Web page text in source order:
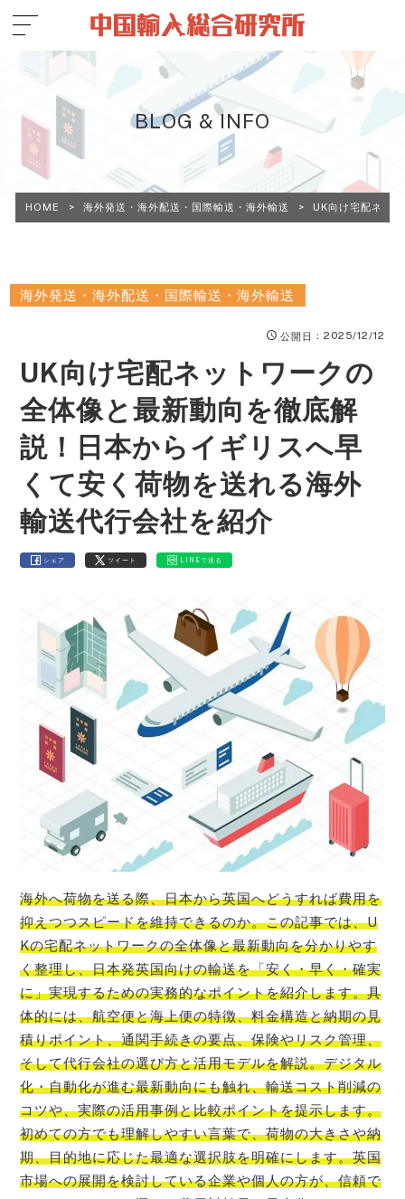
BLOG & INFO
HOME > 海外発送・海外配送・国際輸送・海外輸送 > UK向け宅配ネッ
海外発送・海外配送・国際輸送・海外輸送
公開日 ：2025/12/12
UK向け宅配ネットワークの
全体像と最新動向を徹底解
説！日本からイギリスへ早
くて安く荷物を送れる海外
輸送代行会社を紹介
シェア ツイート LINEで送る
海外へ荷物を送る際、日本から英国へどうすれば費用を
抑えつつスピードを維持できるのか。この記事では、U
Kの宅配ネットワークの全体像と最新動向を分かりやす
く整理し、日本発英国向けの輸送を「安く・早く・確実
に」実現するための実務的なポイントを紹介します。具
体的には、航空便と海上便の特徴、料金構造と納期の見
積りポイント、通関手続きの要点、保険やリスク管理、
そして代行会社の選び方と活用モデルを解説。デジタル
化・自動化が進む最新動向にも触れ、輸送コスト削減の
コツや、実際の活用事例と比較ポイントを提示します。
初めての方でも理解しやすい言葉で、荷物の大きさや納
期、目的地に応じた最適な選択肢を明確にします。英国
市場への展開を検討している企業や個人の方が、信頼で